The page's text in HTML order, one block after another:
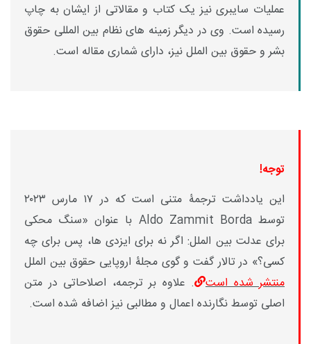
عملیات سایبری نیز یک کتاب و مقالاتی از ایشان به چاپ
رسیده است. وی در دیگر زمینه های نظام بین المللی حقوق
بشر و حقوق بین الملل نیز، دارای شماری مقاله است.
توجه!
این یادداشت ترجمۀ متنی است که در ۱۷ مارس ۲۰۲۳
توسطAldo Zammit Borda با عنوان «سنگ محکی
برای عدلت بین الملل: اگر نه برای ایزدی ها، پس برای چه
کسی؟» در تالار گفت و گوی مجلۀ اروپایی حقوق بین الملل
منتشر شده است
. علاوه بر ترجمه، اصلاحاتی در متن
اصلی توسط نگارنده اعمال و مطالبی نیز اضافه شده است.